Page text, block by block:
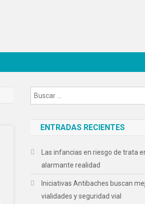
ENTRADAS RECIENTES
Las infancias en riesgo de trata
alarmante realidad
Iniciativas Antibaches buscan
vialidades y seguridad vial